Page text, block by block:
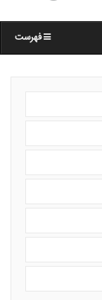
فهرست